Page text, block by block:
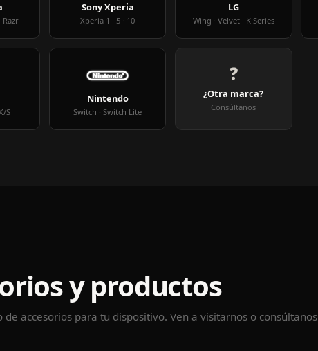
Razr
Sony Xperia
Xperia 1 · 5 · 10
LG
Wing · Velvet · K Series
S
Nintendo
Switch · Switch Lite
❓
¿Otra marca?
Consúltanos
y productos
de accesorios para tu dispositivo. Ven a visitarnos o consúltanos